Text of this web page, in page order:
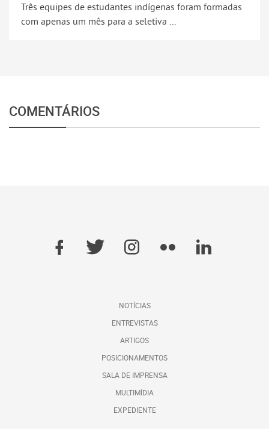
Três equipes de estudantes indígenas foram formadas
com apenas um mês para a seletiva ...
COMENTÁRIOS
NOTÍCIAS
ENTREVISTAS
ARTIGOS
POSICIONAMENTOS
SALA DE IMPRENSA
MULTIMÍDIA
EXPEDIENTE